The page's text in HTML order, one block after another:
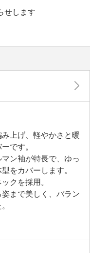
せします
上げ、軽やかさと暖
です。
ン袖が特長で、ゆっ
をカバーします。
クを採用。
まで美しく、バラン